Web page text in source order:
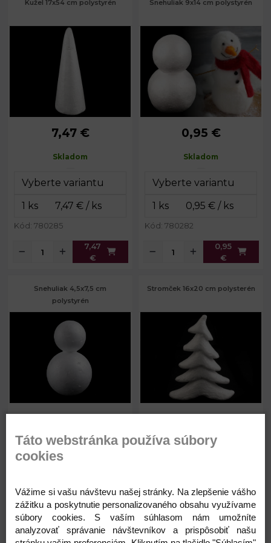
Kužel 17x54 cm polystyrén
Priemer:
17 cm
7,47 €
Skladom
Kód: 780285
7,47
€
Snehuliak 9x14 cm polystyrén
Priemer:
9 cm
0,95 €
Skladom
Kód: 780282
0,95
€
Snehuliak 4,5x7,5 cm
polystyrén
Výška:
7,5 cm
Skladom
Kód: 780132
0,25
Stromček 16x20 cm polysterén
Výška:
Skladom
Kód: 750355
0,81
Táto webstránka používa súbory
cookies
Vážime si vašu návštevu našej stránky. Na zlepšenie vášho
zážitku a poskytnutie personalizovaného obsahu využívame
súbory cookies. S vaším súhlasom nám umožníte
analyzovať správanie návštevníkov a prispôsobiť našu